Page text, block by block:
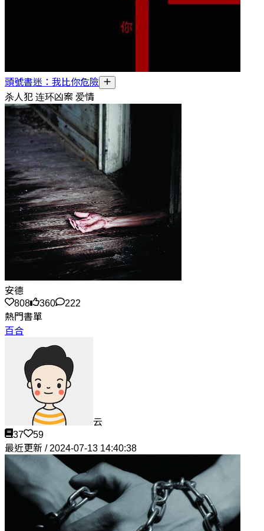
頭號書迷：我比你危險
杀人犯 连环凶案 爱情
安德
808
360
222
熱門書單
百合
云
37
59
最近更新 / 2024-07-13 14:40:38